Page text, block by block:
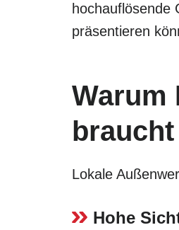
hochauflösende
präsentieren
Warum
braucht
Lokale
Hohe